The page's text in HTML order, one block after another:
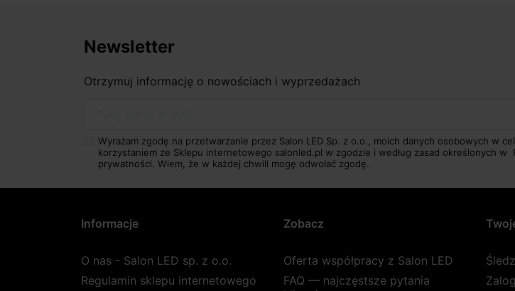
Newsletter
Otrzymuj informację o nowościach i wyprzedażach
Wyrażam zgodę na przetwarzanie przez Salon LED Sp. z o.o., moich danych osobowych w
korzystaniem ze Sklepu internetowego salonled.pl w zgodzie i według zasad określonych w
prywatności. Wiem, że w każdej chwili mogę odwołać zgodę.
Informacje
O nas - Salon LED sp. z o.o.
Regulamin sklepu internetowego
Zobacz
Oferta współpracy z Salon LED
FAQ — najczęstsze pytania